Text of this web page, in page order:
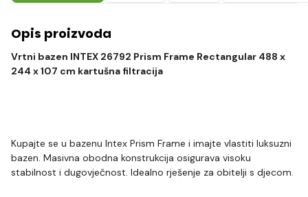
Opis proizvoda
Vrtni bazen INTEX 26792 Prism Frame Rectangular 488 x
244 x 107 cm kartušna filtracija
Kupajte se u bazenu Intex Prism Frame i imajte vlastiti luksuzni
bazen. Masivna obodna konstrukcija osigurava visoku
stabilnost i dugovječnost. Idealno rješenje za obitelji s djecom.